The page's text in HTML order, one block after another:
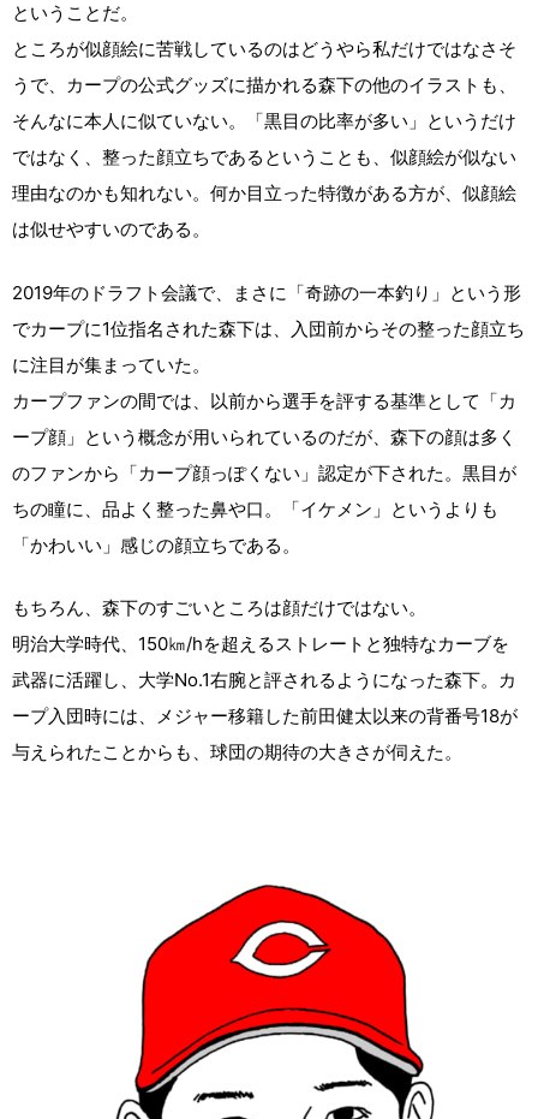
ということだ。
ところが似顔絵に苦戦しているのはどうやら私だけではなさそ
うで、カープの公式グッズに描かれる森下の他のイラストも、
そんなに本人に似ていない。「黒目の比率が多い」というだけ
ではなく、整った顔立ちであるということも、似顔絵が似ない
理由なのかも知れない。何か目立った特徴がある方が、似顔絵
は似せやすいのである。
2019年のドラフト会議で、まさに「奇跡の一本釣り」という形
でカープに1位指名された森下は、入団前からその整った顔立ち
に注目が集まっていた。
カープファンの間では、以前から選手を評する基準として「カ
ープ顔」という概念が用いられているのだが、森下の顔は多く
のファンから「カープ顔っぽくない」認定が下された。黒目が
ちの瞳に、品よく整った鼻や口。「イケメン」というよりも
「かわいい」感じの顔立ちである。
もちろん、森下のすごいところは顔だけではない。
明治大学時代、150㎞/hを超えるストレートと独特なカーブを
武器に活躍し、大学No.1右腕と評されるようになった森下。カ
ープ入団時には、メジャー移籍した前田健太以来の背番号18が
与えられたことからも、球団の期待の大きさが伺えた。